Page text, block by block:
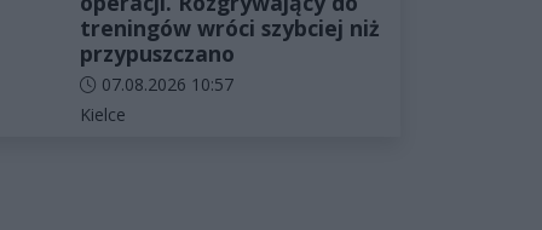
treningów wróci szybciej niż
przypuszczano
Data dodania artykułu:
07.08.2026 10:57
Kategorie artykułu:
Kielce